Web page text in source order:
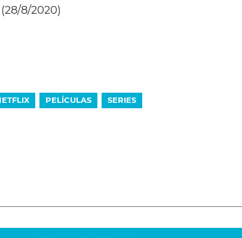
8/2020)
PELÍCULAS SERIES